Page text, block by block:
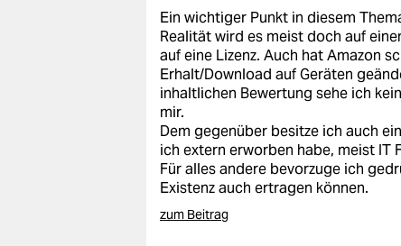
Ein wichtiger Punkt in diesem
Realität wird es meist doch auf
auf eine Lizenz. Auch hat Amazon
Erhalt/Download auf Geräten
inhaltlichen Bewertung sehe ich
mir.
Dem gegenüber besitze ich auch
ich extern erworben habe, meist IT
Für alles andere bevorzuge ich
Existenz auch ertragen können.
zum Beitrag